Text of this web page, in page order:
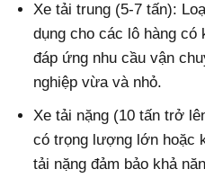
Xe tải trung (5-7 tấn):
dụng cho các lô hàng
đáp ứng nhu cầu vận
nghiệp vừa và nhỏ.
Xe tải nặng (10 tấn trở
có trọng lượng lớn hoặc
tải nặng đảm bảo khả